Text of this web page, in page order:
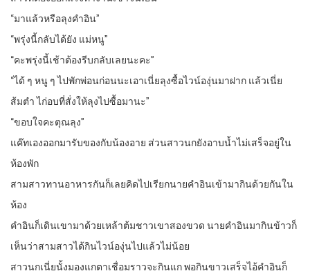
“มาแล้วหรือลุงคำอิน”
“พรุ่งนี้กลับได้ยัง แม่หนู”
“คะพรุ่งนี้เช้าต้องรีบกลับเลยนะคะ”
“ได้ ๆ หนู ๆ ไปพักพ่อนก่อนนะเอาเนี่ยลุงซื้อไวน์องุ่นมาฝาก แล้วเนี่ย
ส้มตำ ไก่อบที่สั่งให้ลุงไปซื้อมานะ”
“ขอบใจคะตุณลุง”
แค๊ทเองออกมารับของกับน้องอาย ส่วนสาวนกยังอาบน้ำไม่เสร็จอยู่ใน
ห้องพัก
สามสาวทานอาหารกันก็เลยคิดไปเรียกนายคำอินเข้ามากินด้วยกันใน
ห้อง
คำอินก็เดินเขามาด้วยเหล้าต้มชาวเขาสองขวด นายคำอินมากินข้าวก็
เห็นว่าสามสาวได้กินไวน์องุ่นไปแล้วไม่น้อย
สาวนกเนี่ยนั้งมองแกตาเชื่อมราวจะกินแก พอกินขาวเสร็จไอ้คำอินก็